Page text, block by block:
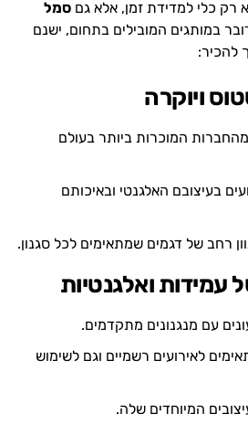
רק כלי למדידת זמן, אלא גם סמל
במותגים המובילים בתחום, ישנם
להכיר:
ויוקרה
המוכרות ביותר בעולם
בעיצובם האלגנטי ובאיכותם
רחב של דגמים שמתאימים לכל סגנון.
עמידות ואלגנטיות
עם מנגנונים מתקדמים.
לאירועים רשמיים וגם לשימוש
המיוחדים שלה.